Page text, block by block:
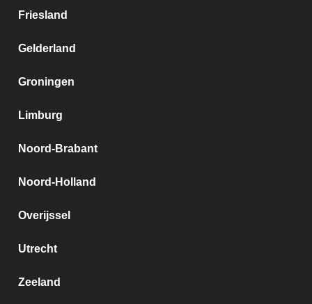
Friesland
Gelderland
Groningen
Limburg
Noord-Brabant
Noord-Holland
Overijssel
Utrecht
Zeeland